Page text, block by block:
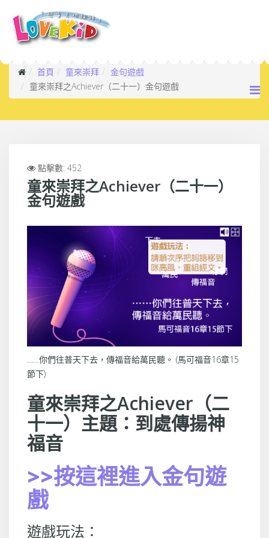
首頁 童來崇拜
金句遊戲
童來崇拜之Achiever（二十一）金句遊戲
點擊數: 452
童來崇拜之Achiever（二十一）
金句遊戲
……你們往普天下去，傳福音給萬民聽。 (馬可福音16章15
節下)
童來崇拜之Achiever（二
十一）主題：到處傳揚神
福音
>>按這裡進入金句遊
戲
遊戲玩法：